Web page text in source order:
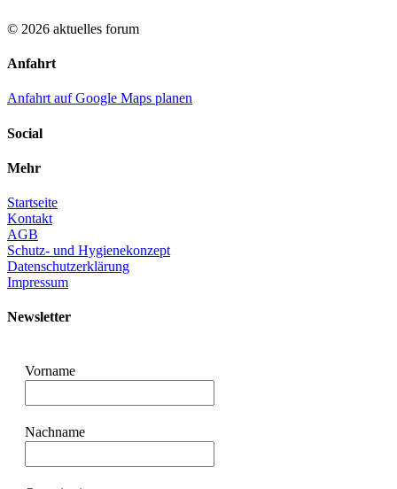
© 2026 aktuelles forum
Anfahrt
Anfahrt auf Google Maps planen
Social
Mehr
Startseite
Kontakt
AGB
Schutz- und Hygienekonzept
Datenschutzerklärung
Impressum
Newsletter
Vorname
Nachname